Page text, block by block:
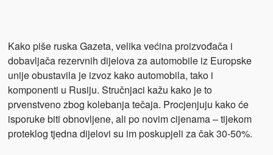
Kako piše ruska Gazeta, velika većina proizvođača i
dobavljača rezervnih dijelova za automobile iz Europske
unije obustavila je izvoz kako automobila, tako i
komponenti u Rusiju. Stručnjaci kažu kako je to
prvenstveno zbog kolebanja tečaja. Procjenjuju kako će
isporuke biti obnovljene, ali po novim cijenama – tijekom
proteklog tjedna dijelovi su im poskupjeli za čak 30-50%.